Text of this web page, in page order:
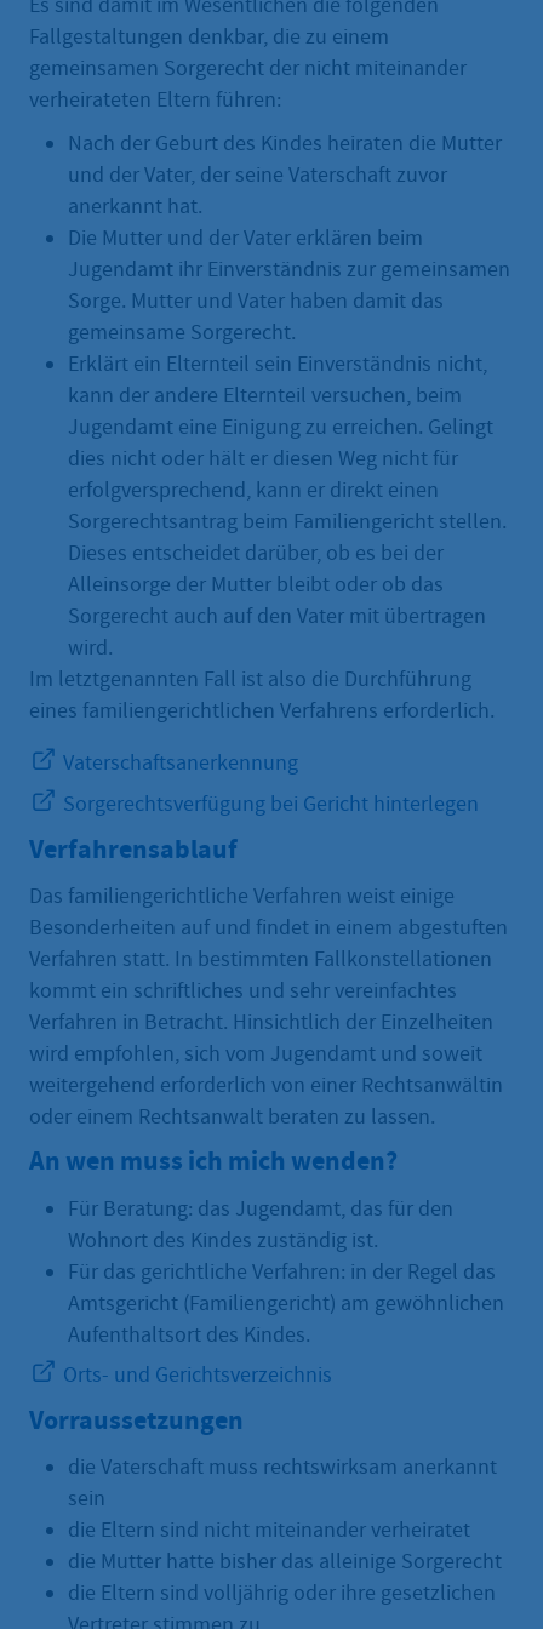
Es sind damit im Wesentlichen die folgenden
Fallgestaltungen denkbar, die zu einem
gemeinsamen Sorgerecht der nicht miteinander
verheirateten Eltern führen:
Nach der Geburt des Kindes heiraten die Mutter
und der Vater, der seine Vaterschaft zuvor
anerkannt hat.
Die Mutter und der Vater erklären beim
Jugendamt ihr Einverständnis zur gemeinsamen
Sorge. Mutter und Vater haben damit das
gemeinsame Sorgerecht.
Erklärt ein Elternteil sein Einverständnis nicht,
kann der andere Elternteil versuchen, beim
Jugendamt eine Einigung zu erreichen. Gelingt
dies nicht oder hält er diesen Weg nicht für
erfolgversprechend, kann er direkt einen
Sorgerechtsantrag beim Familiengericht stellen.
Dieses entscheidet darüber, ob es bei der
Alleinsorge der Mutter bleibt oder ob das
Sorgerecht auch auf den Vater mit übertragen
wird.
Im letztgenannten Fall ist also die Durchführung
eines familiengerichtlichen Verfahrens erforderlich.
Vaterschaftsanerkennung
Sorgerechtsverfügung bei Gericht hinterlegen
Verfahrensablauf
Das familiengerichtliche Verfahren weist einige
Besonderheiten auf und findet in einem abgestuften
Verfahren statt. In bestimmten Fallkonstellationen
kommt ein schriftliches und sehr vereinfachtes
Verfahren in Betracht. Hinsichtlich der Einzelheiten
wird empfohlen, sich vom Jugendamt und soweit
weitergehend erforderlich von einer Rechtsanwältin
oder einem Rechtsanwalt beraten zu lassen.
An wen muss ich mich wenden?
Für Beratung: das Jugendamt, das für den
Wohnort des Kindes zuständig ist.
Für das gerichtliche Verfahren: in der Regel das
Amtsgericht (Familiengericht) am gewöhnlichen
Aufenthaltsort des Kindes.
Orts- und Gerichtsverzeichnis
Vorraussetzungen
die Vaterschaft muss rechtswirksam anerkannt
sein
die Eltern sind nicht miteinander verheiratet
die Mutter hatte bisher das alleinige Sorgerecht
die Eltern sind volljährig oder ihre gesetzlichen